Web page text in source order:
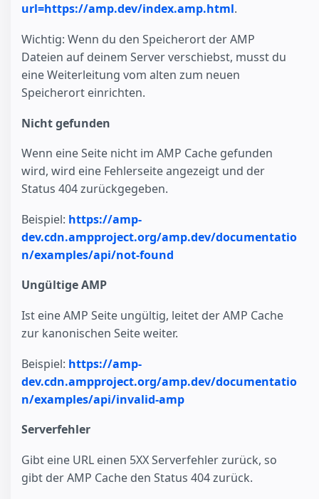
url=https://amp.dev/index.amp.html.
Wichtig: Wenn du den Speicherort der AMP
Dateien auf deinem Server verschiebst, musst du
eine Weiterleitung vom alten zum neuen
Speicherort einrichten.
Nicht gefunden
Wenn eine Seite nicht im AMP Cache gefunden
wird, wird eine Fehlerseite angezeigt und der
Status 404 zurückgegeben.
Beispiel: https://amp-
dev.cdn.ampproject.org/amp.dev/documentatio
n/examples/api/not-found
Ungültige AMP
Ist eine AMP Seite ungültig, leitet der AMP Cache
zur kanonischen Seite weiter.
Beispiel: https://amp-
dev.cdn.ampproject.org/amp.dev/documentatio
n/examples/api/invalid-amp
Serverfehler
Gibt eine URL einen 5XX Serverfehler zurück, so
gibt der AMP Cache den Status 404 zurück.